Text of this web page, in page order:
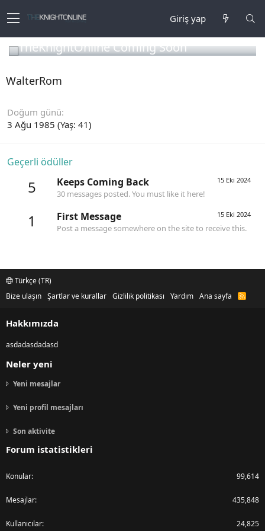
Giriş yap
TheKnightOnline Coming Soon
WalterRom
Doğum günü
3 Ağu 1985 (Yaş: 41)
Geçerli ödüller
5 15 Eki 2024
Keeps Coming Back
30 messages posted. You must like it here!
1 15 Eki 2024
First Message
Post a message somewhere on the site to receive this.
Türkçe (TR)
Bize ulaşın Şartlar ve kurallar Gizlilik politikası Yardım Ana sayfa
R
Hakkımızda
asdadasdadasd
Neler yeni
Yeni mesajlar
Yeni profil mesajları
Son aktivite
Forum istatistikleri
Konular 99,614
Mesajlar 435,848
Kullanıcılar 24,825